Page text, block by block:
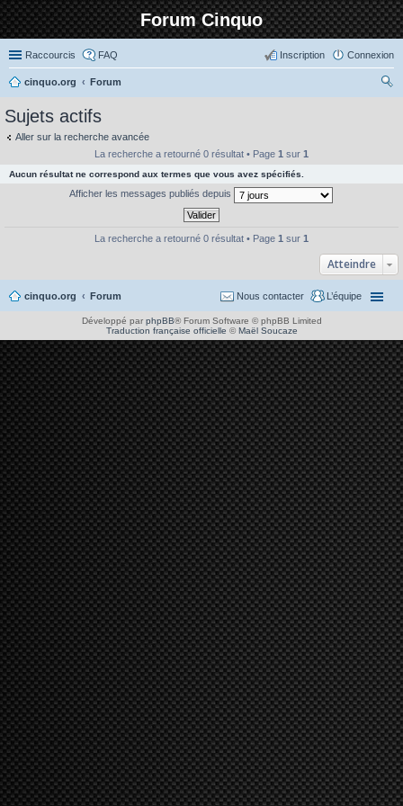
Forum Cinquo
Raccourcis FAQ Connexion
Inscription
cinquo.org
Forum
Sujets actifs
Aller sur la recherche avancée
La recherche a retourné 0 résultat • Page 1 sur 1
Aucun résultat ne correspond aux termes que vous avez spécifiés.
Afficher les messages publiés depuis
La recherche a retourné 0 résultat • Page 1 sur 1
Atteindre
cinquo.org Forum L’équipe
Nous contacter
Développé par phpBB® Forum Software © phpBB Limited
Traduction française officielle ©Maël Soucaze